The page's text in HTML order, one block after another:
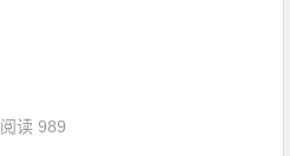
阅读 989